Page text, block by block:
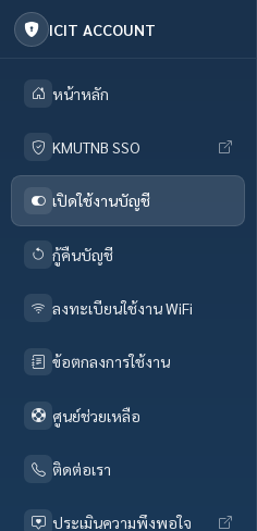
ICIT ACCOUNT
หน้าหลัก
KMUTNB SSO
เปิดใช้งานบัญชี
กู้คืนบัญชี
ลงทะเบียนใช้งาน WiFi
ข้อตกลงการใช้งาน
ศูนย์ช่วยเหลือ
ติดต่อเรา
ประเมินความพึงพอใจ